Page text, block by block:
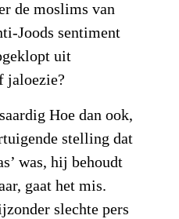
de moslims van
Joods sentiment
uit
jaloezie?
Hoe dan ook,
stelling dat
was, hij behoudt
gaat het mis.
slechte pers